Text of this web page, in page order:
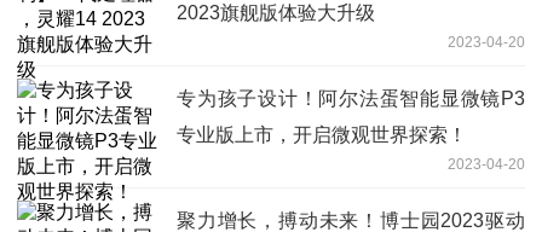
2023旗舰版体验大升级
2023-04-20
专为孩子设计！阿尔法蛋智能显微镜P3
专业版上市，开启微观世界探索！
2023-04-20
聚力增长，搏动未来！博士园2023驱动